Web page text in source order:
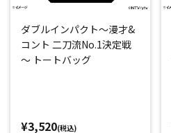
ダブルインパクト～漫才&
コント 二刀流No.1決定戦
～ トートバッグ
¥3,520(税込)